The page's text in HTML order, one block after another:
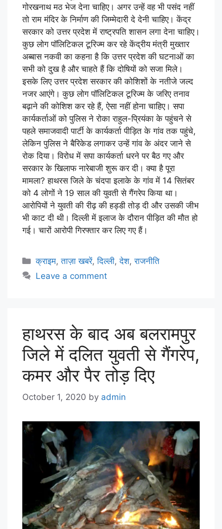
गोरखनाथ मठ भेज देना चाहिए। अगर उन्हें वह भी पसंद नहीं
तो राम मंदिर के निर्माण की जिम्मेदारी दे देनी चाहिए। केंद्र
सरकार को उत्तर प्रदेश में राष्ट्रपति शासन लगा देना चाहिए।
कुछ लोग पॉलिटिकल टूरिज्म कर रहे केंद्रीय मंत्री मुख्तार
अब्बास नकवी का कहना है कि उत्तर प्रदेश की घटनाओं का
सभी को दुख है और चाहते हैं कि दोषियों को सजा मिले।
इसके लिए उत्तर प्रदेश सरकार की कोशिशों के नतीजे जल्द
नजर आएंगे। कुछ लोग पॉलिटिकल टूरिज्म के जरिए तनाव
बढ़ाने की कोशिश कर रहे हैं, ऐसा नहीं होना चाहिए। सपा
कार्यकर्ताओं को पुलिस ने रोका राहुल-प्रियंका के पहुंचने से
पहले समाजवादी पार्टी के कार्यकर्ता पीड़ित के गांव तक पहुंचे,
लेकिन पुलिस ने बैरिकेड लगाकर उन्हें गांव के अंदर जाने से
रोक दिया। विरोध में सपा कार्यकर्ता धरने पर बैठ गए और
सरकार के खिलाफ नारेबाजी शुरू कर दी। क्या है पूरा
मामला? हाथरस जिले के चंदपा इलाके के गांव में 14 सितंबर
को 4 लोगों ने 19 साल की युवती से गैंगरेप किया था।
आरोपियों ने युवती की रीढ़ की हड्डी तोड़ दी और उसकी जीभ
भी काट दी थी। दिल्ली में इलाज के दौरान पीड़ित की मौत हो
गई। चारों आरोपी गिरफ्तार कर लिए गए हैं।
क्राइम,ताज़ा खबरें,दिल्ली,देश,राजनीति
Leave a comment
हाथरस के बाद अब बलरामपुर
जिले में दलित युवती से गैंगरेप,
कमर और पैर तोड़ दिए
October 1, 2020 by admin